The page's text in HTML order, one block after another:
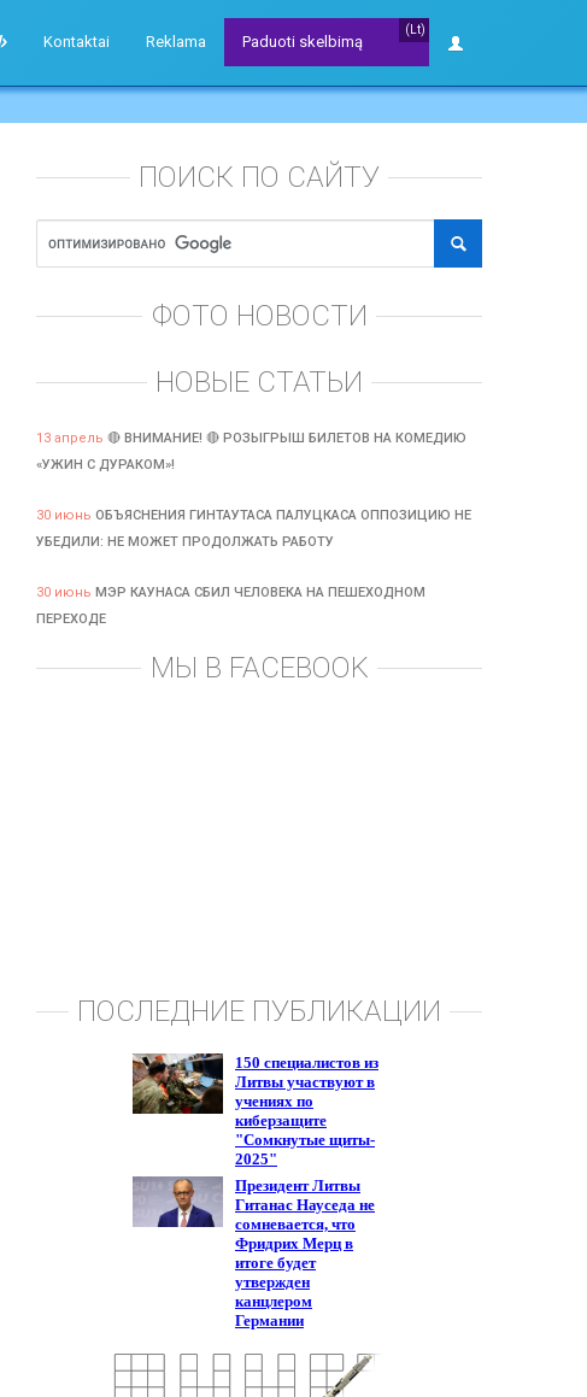
Kontaktai Reklama
(Lt)
Paduoti skelbimą
ПОИСК ПО САЙТУ
ФОТО НОВОСТИ
НОВЫЕ СТАТЬИ
13 апрель 🔴 ВНИМАНИЕ! 🔴 РОЗЫГРЫШ БИЛЕТОВ НА КОМЕДИЮ
«УЖИН С ДУРАКОМ»!
30 июнь ОБЪЯСНЕНИЯ ГИНТАУТАСА ПАЛУЦКАСА ОППОЗИЦИЮ НЕ
УБЕДИЛИ: НЕ МОЖЕТ ПРОДОЛЖАТЬ РАБОТУ
30 июнь МЭР КАУНАСА СБИЛ ЧЕЛОВЕКА НА ПЕШЕХОДНОМ
ПЕРЕХОДЕ
МЫ В FACEBOOK
ПОСЛЕДНИЕ ПУБЛИКАЦИИ